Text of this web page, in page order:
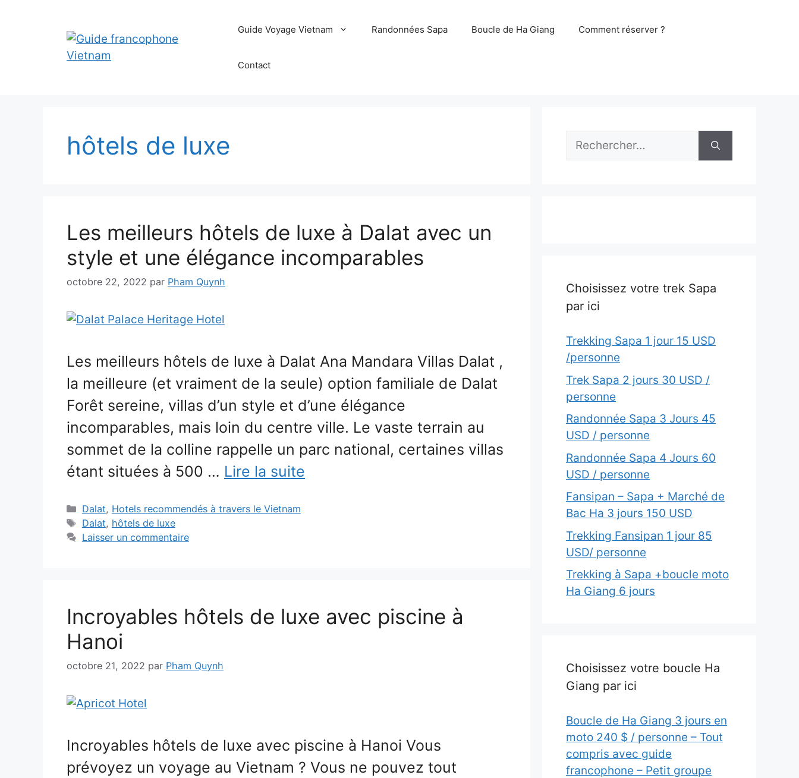
Guide Voyage Vietnam Randonnées Sapa Boucle de Ha Giang Comment réserver ?
Contact
hôtels de luxe
Les meilleurs hôtels de luxe à Dalat avec un
style et une élégance incomparables
octobre 22, 2022 par Pham Quynh
Les meilleurs hôtels de luxe à Dalat Ana Mandara Villas Dalat ,
la meilleure (et vraiment de la seule) option familiale de Dalat
Forêt sereine, villas d’un style et d’une élégance
incomparables, mais loin du centre ville. Le vaste terrain au
sommet de la colline rappelle un parc national, certaines villas
étant situées à 500 … Lire la suite
Catégories
Dalat, Hotels recommendés à travers le Vietnam
Étiquettes
Dalat, hôtels de luxe
Laisser un commentaire
Incroyables hôtels de luxe avec piscine à
Hanoi
octobre 21, 2022 par Pham Quynh
Incroyables hôtels de luxe avec piscine à Hanoi Vous
prévoyez un voyage au Vietnam ? Vous ne pouvez tout
Rechercher :
Choisissez votre trek Sapa
par ici
Trekking Sapa 1 jour 15 USD
/personne
Trek Sapa 2 jours 30 USD /
personne
Randonnée Sapa 3 Jours 45
USD / personne
Randonnée Sapa 4 Jours 60
USD / personne
Fansipan – Sapa + Marché de
Bac Ha 3 jours 150 USD
Trekking Fansipan 1 jour 85
USD/ personne
Trekking à Sapa +boucle moto
Ha Giang 6 jours
Choisissez votre boucle Ha
Giang par ici
Boucle de Ha Giang 3 jours en
moto 240 $ / personne – Tout
compris avec guide
francophone – Petit groupe